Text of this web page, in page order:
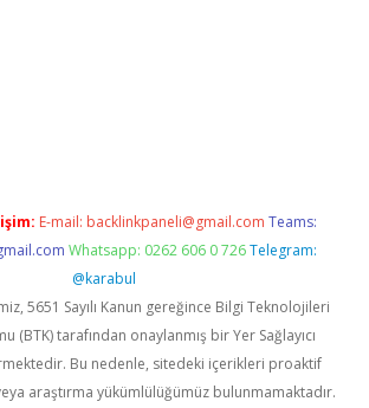
E-mail: backlinkpaneli@gmail.com Teams:
Whatsapp: 0262 606 0 726 Telegram:
@karabul
5651 Sayılı Kanun gereğince Bilgi Teknolojileri
(BTK) tarafından onaylanmış bir Yer Sağlayıcı
Bu nedenle, sitedeki içerikleri proaktif
araştırma yükümlülüğümüz bulunmamaktadır.